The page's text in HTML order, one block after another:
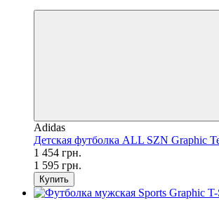
Adidas
Детская футболка ALL SZN Graphic
1 454 грн.
1 595 грн.
Купить